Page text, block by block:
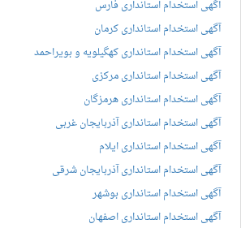
آگهی استخدام استانداری فارس
آگهی استخدام استانداری کرمان
آگهی استخدام استانداری کهگیلویه و بویراحمد
آگهی استخدام استانداری مرکزی
آگهی استخدام استانداری هرمزگان
آگهی استخدام استانداری آذربایجان غربی
آگهی استخدام استانداری ایلام
آگهی استخدام استانداری آذربایجان شرقی
آگهی استخدام استانداری بوشهر
آگهی استخدام استانداری اصفهان